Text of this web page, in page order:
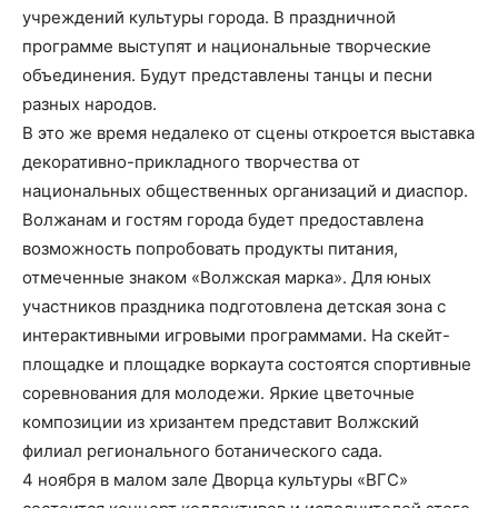
учреждений культуры города. В праздничной
программе выступят и национальные творческие
объединения. Будут представлены танцы и песни
разных народов.
В это же время недалеко от сцены откроется выставка
декоративно-прикладного творчества от
национальных общественных организаций и диаспор.
Волжанам и гостям города будет предоставлена
возможность попробовать продукты питания,
отмеченные знаком «Волжская марка». Для юных
участников праздника подготовлена детская зона с
интерактивными игровыми программами. На скейт-
площадке и площадке воркаута состоятся спортивные
соревнования для молодежи. Яркие цветочные
композиции из хризантем представит Волжский
филиал регионального ботанического сада.
4 ноября в малом зале Дворца культуры «ВГС»